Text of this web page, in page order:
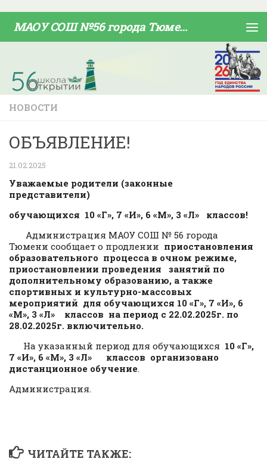
МАОУ СОШ №56 города Тюмени
НОВОСТИ
ОБЪЯВЛЕНИЕ!
21.02.2025
Уважаемые родители (законные
представители)
обучающихся 10 «Г», 7 «И», 6 «М», 3 «Л» классов!
Администрация МАОУ СОШ № 56 города
Тюмени сообщает о продлении приостановления
образовательного процесса в очном режиме,
приостановлении проведения занятий по
дополнительному образованию, а также
спортивных и культурно-массовых
мероприятий для обучающихся 10 «Г», 7 «И», 6
«М», 3 «Л» классов на период с 22.02.2025г. по
28.02.2025г. включительно.
На указанный период для обучающихся 10 «Г»,
7 «И», 6 «М», 3 «Л» классов организовано
дистанционное обучение.
Администрация.
ЧИТАЙТЕ ТАКЖЕ: